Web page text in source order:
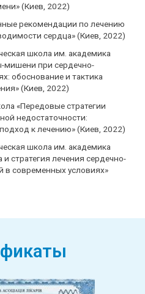
(Киев, 2022)
рекомендации по лечению
сердца» (Киев, 2022)
школа им. академика
мишени при сердечно-
обоснование и тактика
(Киев, 2022)
«Передовые стратегии
недостаточности:
к лечению» (Киев, 2022)
школа им. академика
стратегия лечения сердечно-
в современных условиях»